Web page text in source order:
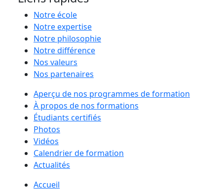
Notre école
Notre expertise
Notre philosophie
Notre différence
Nos valeurs
Nos partenaires
Aperçu de nos programmes de formation
À propos de nos formations
Étudiants certifiés
Photos
Vidéos
Calendrier de formation
Actualités
Accueil